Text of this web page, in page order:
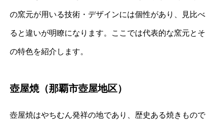
の窯元が用いる技術・デザインには個性があり、見比べ
ると違いが明瞭になります。ここでは代表的な窯元とそ
の特色を紹介します。
壺屋焼（那覇市壺屋地区）
壺屋焼はやちむん発祥の地であり、歴史ある焼きもので